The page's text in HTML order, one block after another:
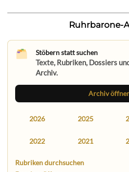
Ruhrbarone-
Stöbern statt suchen
Texte, Rubriken, Dossiers
Archiv.
Archiv
2026 2025
2022 2021
Rubriken durchsuchen